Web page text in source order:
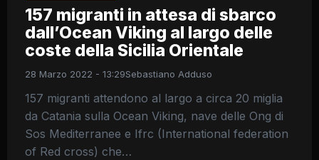
157 migranti in attesa di sbarco
dall’Ocean Viking al largo delle
coste della Sicilia Orientale
28 Marzo 2022 - 13:29Sebastiano Adduso
157 migranti attendono al largo a circa 20 miglia
da Catania sulla Ocean Viking, nave delle Ong di
Sos Mediterranee e Ifrc (International federation
of Red cross) che…